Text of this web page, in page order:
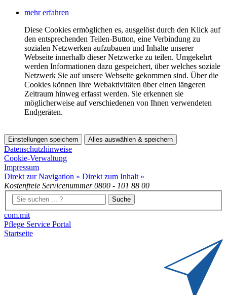
mehr erfahren
Diese Cookies ermöglichen es, ausgelöst durch den Klick auf
den entsprechenden Teilen-Button, eine Verbindung zu
sozialen Netzwerken aufzubauen und Inhalte unserer
Webseite innerhalb dieser Netzwerke zu teilen. Umgekehrt
werden Informationen dazu gespeichert, über welches soziale
Netzwerk Sie auf unsere Webseite gekommen sind. Über die
Cookies können Ihre Webaktivitäten über einen längeren
Zeitraum hinweg erfasst werden. Sie erkennen sie
möglicherweise auf verschiedenen von Ihnen verwendeten
Endgeräten.
Einstellungen speichern Alles auswählen & speichern
Datenschutzhinweise
Cookie-Verwaltung
Impressum
Direkt zur Navigation » Direkt zum Inhalt »
Kostenfreie Servicenummer0800 - 101 88 00
Suche
com.mit
Pflege Service Portal
Startseite